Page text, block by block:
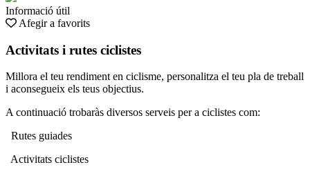
Informació útil
Afegir a favorits
Activitats i rutes ciclistes
Millora el teu rendiment en ciclisme, personalitza el teu pla de treball
i aconsegueix els teus objectius.
A continuació trobaràs diversos serveis per a ciclistes com:
Rutes guiades
Activitats ciclistes